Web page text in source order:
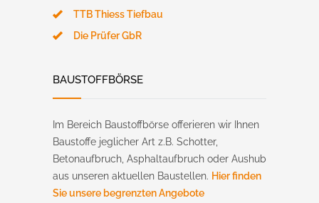
TTB Thiess Tiefbau
Die Prüfer GbR
BAUSTOFFBÖRSE
Im Bereich Baustoffbörse offerieren wir Ihnen
Baustoffe jeglicher Art z.B. Schotter,
Betonaufbruch, Asphaltaufbruch oder Aushub
aus unseren aktuellen Baustellen. Hier finden
Sie unsere begrenzten Angebote